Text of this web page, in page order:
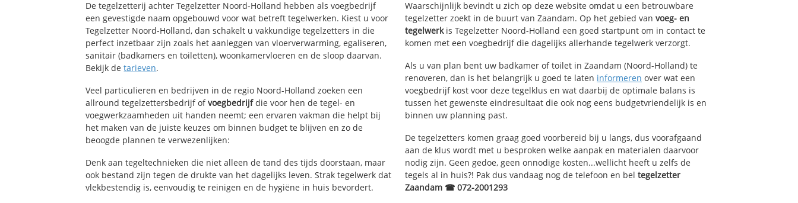
Nieuw West
Westerspoor
Westerwatering
Oude Haven
Het Eiland
Russische buurt
Poelenburg
Poelenburg
Rosmolenwijk
Rosmolenbuurt
Zaandam West
Oud West
Spoorbuurt
Schilders- en Waddenbuurt
Zaandam Zuid
Achtersluispolder
Bomenbuurt
Burgemeestersbuurt
De tegelzetterij achter Tegelzetter Noord-Holland hebben als voegbedrijf
een gevestigde naam opgebouwd voor wat betreft tegelwerken. Kiest u voor
Tegelzetter Noord-Holland, dan schakelt u vakkundige tegelzetters in die
perfect inzetbaar zijn zoals het aanleggen van vloerverwarming, egaliseren,
sanitair (badkamers en toiletten), woonkamervloeren en de sloop daarvan.
Bekijk detarieven.
Veel particulieren en bedrijven in de regio Noord-Holland zoeken een
allround tegelzettersbedrijf ofvoegbedrijfdie voor hen de tegel- en
voegwerkzaamheden uit handen neemt; een ervaren vakman die helpt bij
het maken van de juiste keuzes om binnen budget te blijven en zo de
beoogde plannen te verwezenlijken:
Denk aan tegeltechnieken die niet alleen de tand des tijds doorstaan, maar
ook bestand zijn tegen de drukte van het dagelijks leven. Strak tegelwerk dat
vlekbestendig is, eenvoudig te reinigen en de hygiëne in huis bevordert.
Waarschijnlijk bevindt u zich op deze website omdat u een betrouwbare
tegelzetter zoekt in de buurt van Zaandam. Op het gebied van voeg- en
tegelwerkis Tegelzetter Noord-Holland een goed startpunt om in contact te
komen met een voegbedrijf die dagelijks allerhande tegelwerk verzorgt.
Als u van plan bent uw badkamer of toilet in Zaandam (Noord-Holland) te
renoveren, dan is het belangrijk u goed te laten informeren over wat een
voegbedrijf kost voor deze tegelklus en wat daarbij de optimale balans is
tussen het gewenste eindresultaat die ook nog eens budgetvriendelijk is en
binnen uw planning past.
De tegelzetters komen graag goed voorbereid bij u langs, dus voorafgaand
aan de klus wordt met u besproken welke aanpak en materialen daarvoor
nodig zijn. Geen gedoe, geen onnodige kosten...wellicht heeft u zelfs de
tegels al in huis?! Pak dus vandaag nog de telefoon en bel tegelzetter
Zaandam ☎ 072-2001293